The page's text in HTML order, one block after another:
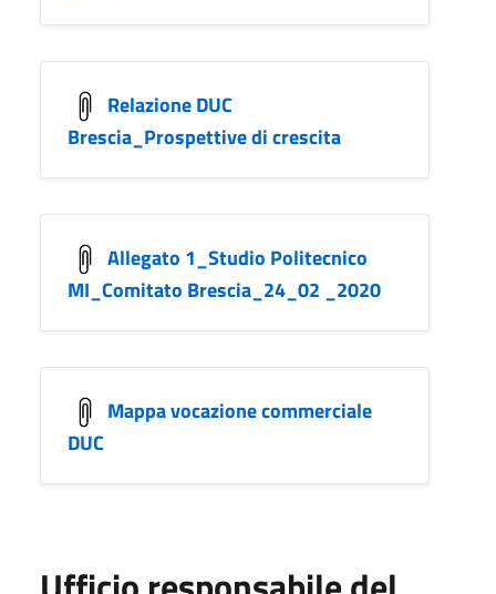
Relazione DUC
Brescia_Prospettive di crescita
Allegato 1_Studio Politecnico
MI_Comitato Brescia_24_02 _2020
Mappa vocazione commerciale
DUC